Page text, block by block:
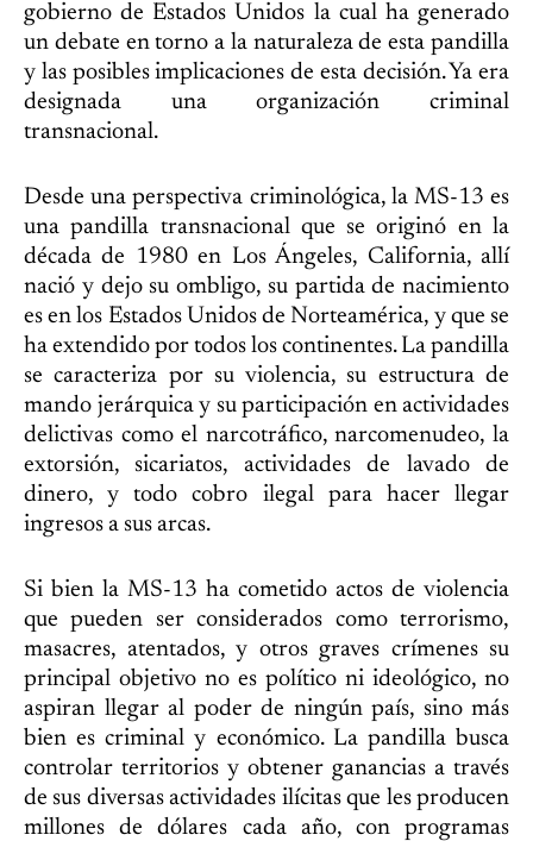
gobierno de Estados Unidos la cual ha generado
un debate en torno a la naturaleza de esta pandilla
y las posibles implicaciones de esta decisión. Ya era
designada una organización criminal
transnacional.
Desde una perspectiva criminológica, la MS-13 es
una pandilla transnacional que se originó en la
década de 1980 en Los Ángeles, California, allí
nació y dejo su ombligo, su partida de nacimiento
es en los Estados Unidos de Norteamérica, y que se
ha extendido por todos los continentes. La pandilla
se caracteriza por su violencia, su estructura de
mando jerárquica y su participación en actividades
delictivas como el narcotráfico, narcomenudeo, la
extorsión, sicariatos, actividades de lavado de
dinero, y todo cobro ilegal para hacer llegar
ingresos a sus arcas.
Si bien la MS-13 ha cometido actos de violencia
que pueden ser considerados como terrorismo,
masacres, atentados, y otros graves crímenes su
principal objetivo no es político ni ideológico, no
aspiran llegar al poder de ningún país, sino más
bien es criminal y económico. La pandilla busca
controlar territorios y obtener ganancias a través
de sus diversas actividades ilícitas que les producen
millones de dólares cada año, con programas